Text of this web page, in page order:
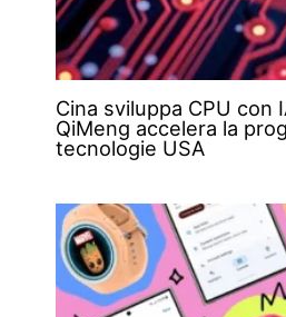
Cina sviluppa CPU con
QiMeng accelera la
tecnologie USA